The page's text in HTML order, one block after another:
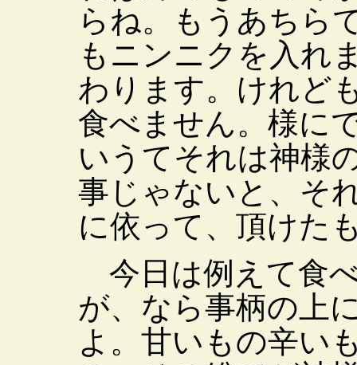
らね。もうあちら
もニンニクを入れ
わります。けれど
食べません。様に
いうてそれは神様
事じゃないと、そ
に依って、頂けた
今日は例えて食
が、なら事柄の上
よ。甘いもの辛い